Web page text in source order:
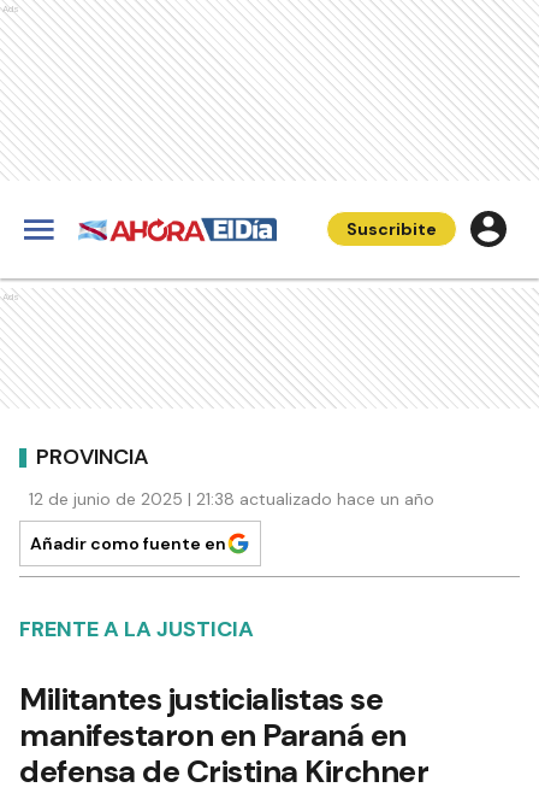
Ads
Suscribite
Ads
PROVINCIA
12 de junio de 2025 | 21:38 actualizado hace un año
Añadir como fuente en
FRENTE A LA JUSTICIA
Militantes justicialistas se
manifestaron en Paraná en
defensa de Cristina Kirchner